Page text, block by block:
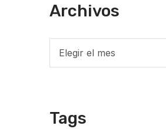
Archivos
Tags